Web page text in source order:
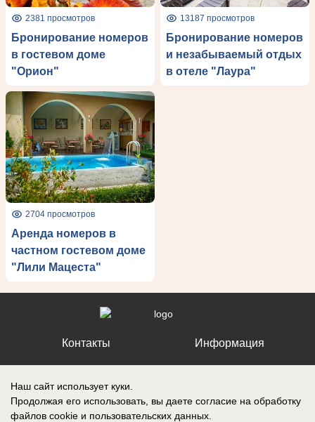
2381 просмотров
Бронирование номеров
в гостевом доме
"Орион"
13187 просмотров
Бронирование номеров
и незабываемый отдых
в отеле "Лаура"
2704 просмотров
Аренда номеров в
частном гостевом доме
"Лили Мацеста"
Контакты Информация
Регистрационный номер №: ЭЛ № ФС 77 – 87210, выдано
Наш сайт использует куки.
Продолжая его использовать, вы даете согласие на обработку
файлов cookie и пользовательских данных.